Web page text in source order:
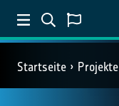
Startseite Projekte